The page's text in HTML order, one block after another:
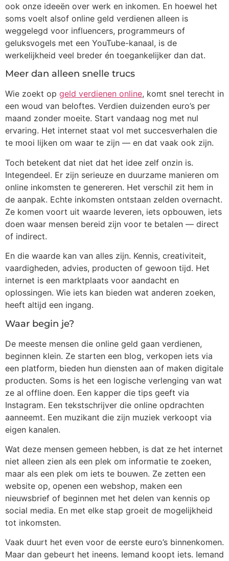
ook onze ideeën over werk en inkomen. En hoewel het
soms voelt alsof online geld verdienen alleen is
weggelegd voor influencers, programmeurs of
geluksvogels met een YouTube-kanaal, is de
werkelijkheid veel breder én toegankelijker dan dat.
Meer dan alleen snelle trucs
Wie zoekt op geld verdienen online, komt snel terecht in
een woud van beloftes. Verdien duizenden euro’s per
maand zonder moeite. Start vandaag nog met nul
ervaring. Het internet staat vol met succesverhalen die
te mooi lijken om waar te zijn — en dat vaak ook zijn.
Toch betekent dat niet dat het idee zelf onzin is.
Integendeel. Er zijn serieuze en duurzame manieren om
online inkomsten te genereren. Het verschil zit hem in
de aanpak. Echte inkomsten ontstaan zelden overnacht.
Ze komen voort uit waarde leveren, iets opbouwen, iets
doen waar mensen bereid zijn voor te betalen — direct
of indirect.
En die waarde kan van alles zijn. Kennis, creativiteit,
vaardigheden, advies, producten of gewoon tijd. Het
internet is een marktplaats voor aandacht en
oplossingen. Wie iets kan bieden wat anderen zoeken,
heeft altijd een ingang.
Waar begin je?
De meeste mensen die online geld gaan verdienen,
beginnen klein. Ze starten een blog, verkopen iets via
een platform, bieden hun diensten aan of maken digitale
producten. Soms is het een logische verlenging van wat
ze al offline doen. Een kapper die tips geeft via
Instagram. Een tekstschrijver die online opdrachten
aanneemt. Een muzikant die zijn muziek verkoopt via
eigen kanalen.
Wat deze mensen gemeen hebben, is dat ze het internet
niet alleen zien als een plek om informatie te zoeken,
maar als een plek om iets te bouwen. Ze zetten een
website op, openen een webshop, maken een
nieuwsbrief of beginnen met het delen van kennis op
social media. En met elke stap groeit de mogelijkheid
tot inkomsten.
Vaak duurt het even voor de eerste euro’s binnenkomen.
Maar dan gebeurt het ineens. Iemand koopt iets. Iemand